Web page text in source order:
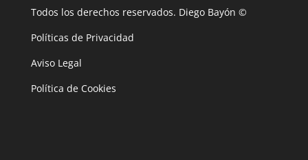
Todos los derechos reservados. Diego Bayón ©
Políticas de Privacidad
Aviso Legal
Política de Cookies